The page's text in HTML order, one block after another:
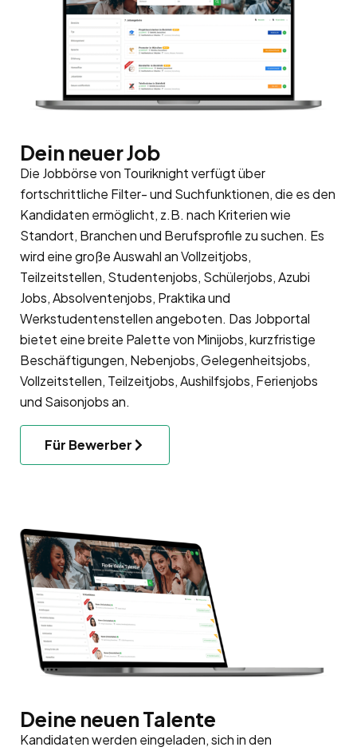
Dein neuer Job
Die Jobbörse von Touriknight verfügt über
fortschrittliche Filter- und Suchfunktionen, die es den
Kandidaten ermöglicht, z.B. nach Kriterien wie
Standort, Branchen und Berufsprofile zu suchen. Es
wird eine große Auswahl an Vollzeitjobs,
Teilzeitstellen, Studentenjobs, Schülerjobs, Azubi
Jobs, Absolventenjobs, Praktika und
Werkstudentenstellen angeboten. Das Jobportal
bietet eine breite Palette von Minijobs, kurzfristige
Beschäftigungen, Nebenjobs, Gelegenheitsjobs,
Vollzeitstellen, Teilzeitjobs, Aushilfsjobs, Ferienjobs
und Saisonjobs an.
Für Bewerber
Deine neuen Talente
Kandidaten werden eingeladen, sich in den